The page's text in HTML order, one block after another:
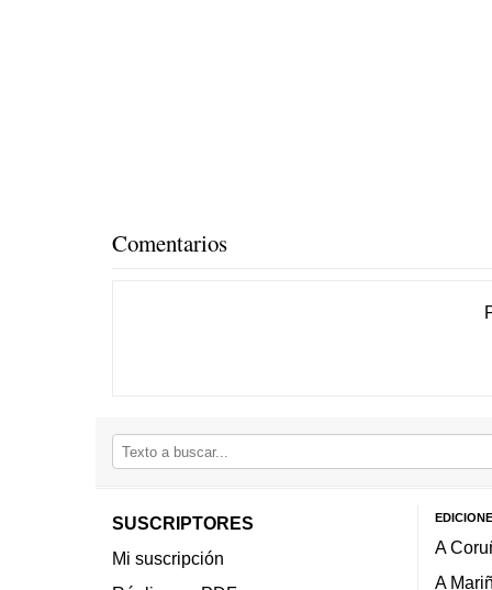
Comentarios
SUSCRIPTORES
Mi suscripción
A
A